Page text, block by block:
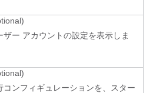
ザー アカウントの設定を表示しま
コンフィギュレーションを、スター